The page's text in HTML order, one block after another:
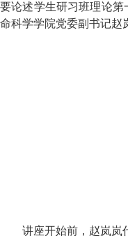
要论述学生研习班理论
命科学学院党委副书记赵
讲座开始前，赵岚岚